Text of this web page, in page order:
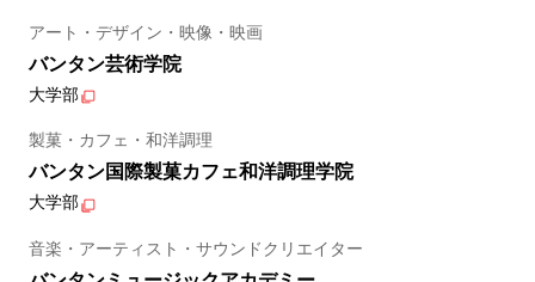
アート・デザイン・映像・映画
バンタン芸術学院
大学部
製菓・カフェ・和洋調理
バンタン国際製菓カフェ和洋調理学院
大学部
音楽・アーティスト・サウンドクリエイター